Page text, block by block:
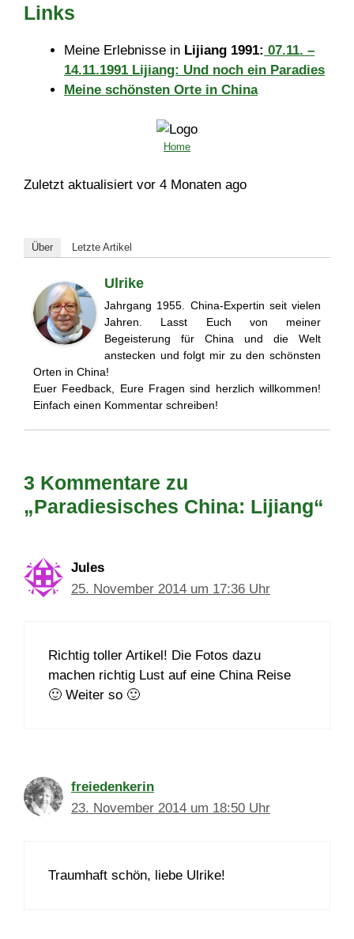
Links
Meine Erlebnisse in Lijiang 1991: 07.11. –
14.11.1991 Lijiang: Und noch ein Paradies
Meine schönsten Orte in China
Home
Zuletzt aktualisiert vor 4 Monaten ago
Über Letzte Artikel
Ulrike
Jahrgang 1955. China-Expertin seit vielen
Jahren. Lasst Euch von meiner
Begeisterung für China und die Welt
anstecken und folgt mir zu den schönsten
Orten in China!
Euer Feedback, Eure Fragen sind herzlich willkommen!
Einfach einen Kommentar schreiben!
3 Kommentare zu
„Paradiesisches China: Lijiang“
Jules
25. November 2014 um 17:36 Uhr
Richtig toller Artikel! Die Fotos dazu
machen richtig Lust auf eine China Reise
🙂 Weiter so 🙂
freiedenkerin
23. November 2014 um 18:50 Uhr
Traumhaft schön, liebe Ulrike!